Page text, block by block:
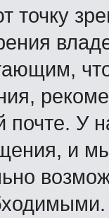
точку
почте. У
и